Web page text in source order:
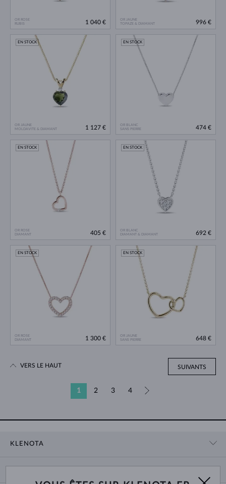
OR ROSE
RUBIS
1 040 €
OR JAUNE
TOPAZE & DIAMANT
996 €
OR JAUNE
MOLDAVITE & DIAMANT
EN STOCK
1 127 €
OR BLANC
SANS PIERRE
EN STOCK
474 €
OR ROSE
DIAMANT
EN STOCK
405 €
OR BLANC
DIAMANT & DIAMANT
EN STOCK
692 €
OR ROSE
DIAMANT
EN STOCK
1 300 €
OR JAUNE
SANS PIERRE
EN STOCK
648 €
SUIVANTS
1 2 3 4
VERS LE HAUT
KLENOTA